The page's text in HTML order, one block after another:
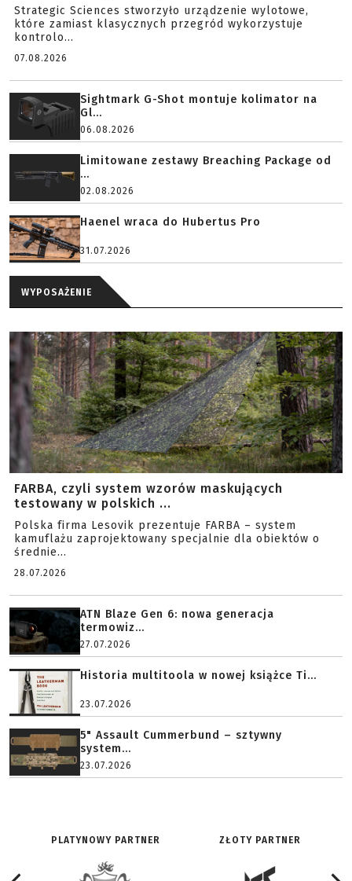
Strategic Sciences stworzyło urządzenie wylotowe,
które zamiast klasycznych przegród wykorzystuje
kontrolo...
07.08.2026
Sightmark G-Shot montuje kolimator na
Gl...
06.08.2026
Limitowane zestawy Breaching Package od
...
02.08.2026
Haenel wraca do Hubertus Pro
31.07.2026
WYPOSAŻENIE
FARBA, czyli system wzorów maskujących
testowany w polskich ...
Polska firma Lesovik prezentuje FARBA – system
kamuflażu zaprojektowany specjalnie dla obiektów o
średnie...
28.07.2026
ATN Blaze Gen 6: nowa generacja
termowiz...
27.07.2026
Historia multitoola w nowej książce Ti...
23.07.2026
5" Assault Cummerbund – sztywny
system...
23.07.2026
PLATYNOWY PARTNER ZŁOTY PARTNER